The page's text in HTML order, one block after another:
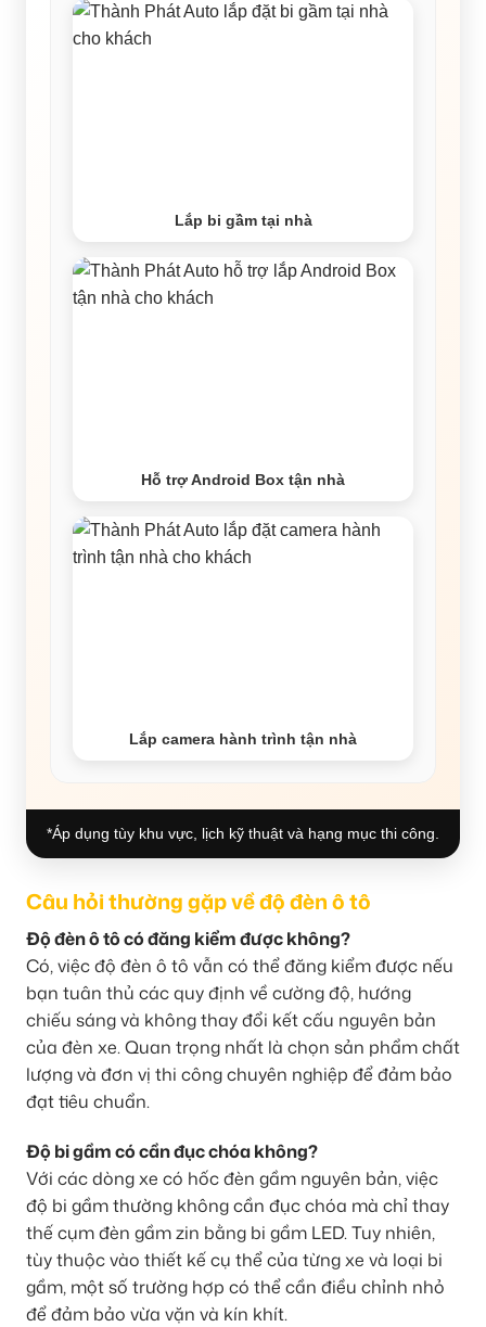
Lắp bi gầm tại nhà
Hỗ trợ Android Box tận nhà
Lắp camera hành trình tận nhà
*Áp dụng tùy khu vực, lịch kỹ thuật và hạng mục thi công.
Câu hỏi thường gặp về độ đèn ô tô
Độ đèn ô tô có đăng kiểm được không?
Có, việc độ đèn ô tô vẫn có thể đăng kiểm được nếu
bạn tuân thủ các quy định về cường độ, hướng
chiếu sáng và không thay đổi kết cấu nguyên bản
của đèn xe. Quan trọng nhất là chọn sản phẩm chất
lượng và đơn vị thi công chuyên nghiệp để đảm bảo
đạt tiêu chuẩn.
Độ bi gầm có cần đục chóa không?
Với các dòng xe có hốc đèn gầm nguyên bản, việc
độ bi gầm thường không cần đục chóa mà chỉ thay
thế cụm đèn gầm zin bằng bi gầm LED. Tuy nhiên,
tùy thuộc vào thiết kế cụ thể của từng xe và loại bi
gầm, một số trường hợp có thể cần điều chỉnh nhỏ
để đảm bảo vừa vặn và kín khít.